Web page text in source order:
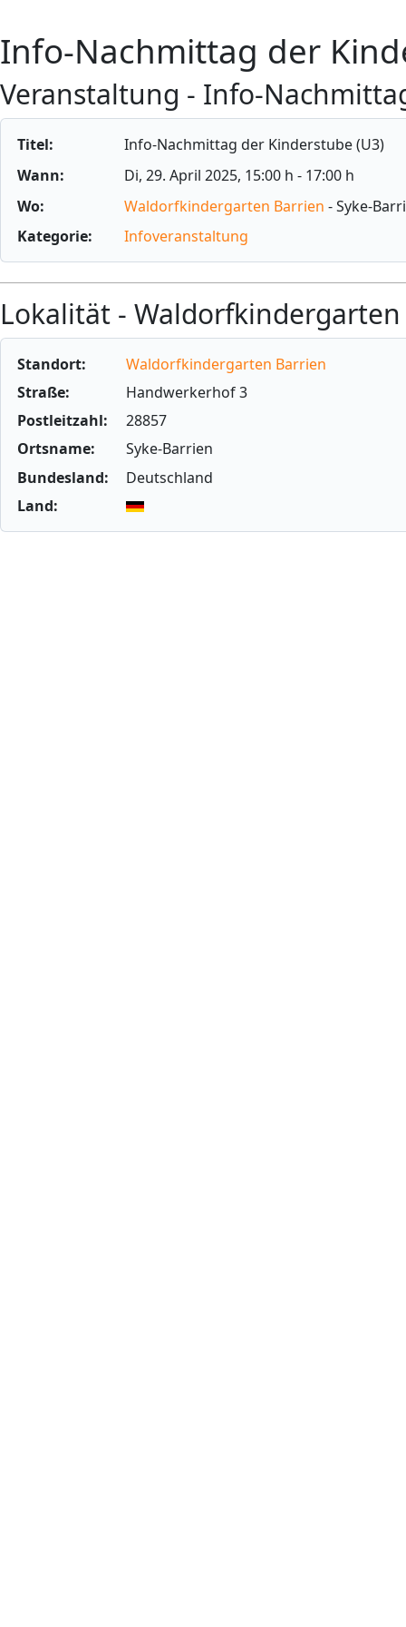
Info-Nachmittag der
Veranstaltung - Info-
Titel:
Info-Nachmittag der Kinderstube (U3)
Wann:
Di, 29. April 2025, 15:00 h - 17:00 h
Wo:
Waldorfkindergarten Barrien - Syke-
Kategorie:
Infoveranstaltung
Lokalität -
Standort:
Waldorfkindergarten Barrien
Straße:
Handwerkerhof 3
Postleitzahl:
28857
Ortsname:
Syke-Barrien
Bundesland:
Deutschland
Land: